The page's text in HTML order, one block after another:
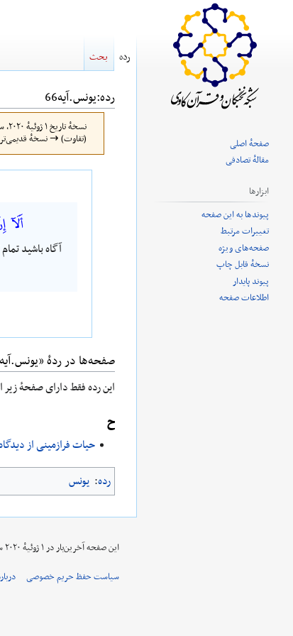
رده:یونس.آیه66
نسخهٔ تاریخ ‏۱ ژوئیهٔ ۲۰۲۰، ساعت ۱۴:۵۷ توسط
(تفاوت) → نسخهٔ
أَلَآ
آگاه باشید
صفحه‌ها در ردهٔ «یونس.آیه66»
این رده فقط دارای صفحهٔ
ح
حیات فرازمینی از
رده: یونس
رده بحث
صفحهٔ اصلی
مقالهٔ تصادفی
ابزارها
پیوندها به این صفحه
تغییرات مرتبط
صفحه‌های ویژه
نسخهٔ قابل چاپ
پیوند پایدار
اطلاعات صفحه
این صفحه آخرین‌بار در ‏۱ ژوئیهٔ ۲۰۲۰ ساعت ‏۱۴:۵۷ ویرایش شده‌است.
سیاست حفظ حریم خصوصی